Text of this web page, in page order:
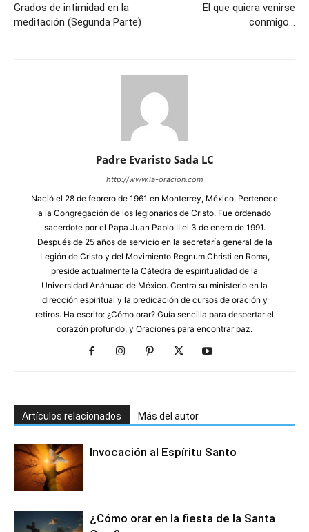
Grados de intimidad en la
meditación (Segunda Parte)
El que quiera venirse
conmigo…
Padre Evaristo Sada LC
http://www.la-oracion.com
Nació el 28 de febrero de 1961 en Monterrey, México. Pertenece
a la Congregación de los legionarios de Cristo. Fue ordenado
sacerdote por el Papa Juan Pablo II el 3 de enero de 1991.
Después de 25 años de servicio en la secretaría general de la
Legión de Cristo y del Movimiento Regnum Christi en Roma,
preside actualmente la Cátedra de espiritualidad de la
Universidad Anáhuac de México. Centra su ministerio en la
dirección espiritual y la predicación de cursos de oración y
retiros. Ha escrito: ¿Cómo orar? Guía sencilla para despertar el
corazón profundo, y Oraciones para encontrar paz.
Artículos relacionados Más del autor
Invocación al Espíritu Santo
¿Cómo orar en la fiesta de la Santa